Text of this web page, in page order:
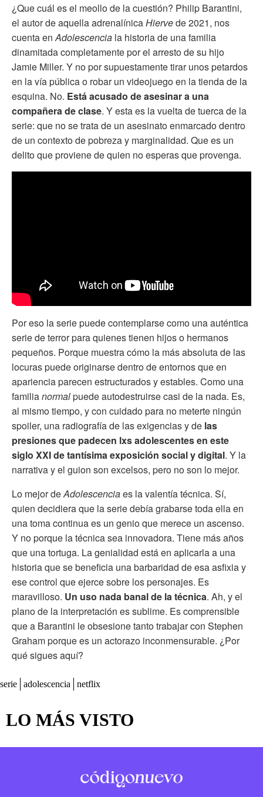
¿Que cuál es el meollo de la cuestión? Philip Barantini,
el autor de aquella adrenalínicaHiervede 2021, nos
cuenta enAdolescencia la historia de una familia
dinamitada completamente por el arresto de su hijo
Jamie Miller. Y no por supuestamente tirar unos petardos
en la vía pública o robar un videojuego en la tienda de la
esquina. No. Está acusado de asesinar a una
compañera de clase. Y esta es la vuelta de tuerca de la
serie: que no se trata de un asesinato enmarcado dentro
de un contexto de pobreza y marginalidad. Que es un
delito que proviene de quien no esperas que provenga.
Por eso la serie puede contemplarse como una auténtica
serie de terror para quienes tienen hijos o hermanos
pequeños. Porque muestra cómo la más absoluta de las
locuras puede originarse dentro de entornos que en
apariencia parecen estructurados y estables. Como una
familianormalpuede autodestruirse casi de la nada. Es,
al mismo tiempo, y con cuidado para no meterte ningún
spoiler, una radiografía de las exigencias y de las
presiones que padecen lxs adolescentes en este
siglo XXI de tantísima exposición social y digital. Y la
narrativa y el guion son excelsos, pero no son lo mejor.
Lo mejor deAdolescenciaes la valentía técnica. Sí,
quien decidiera que la serie debía grabarse toda ella en
una toma continua es un genio que merece un ascenso.
Y no porque la técnica sea innovadora. Tiene más años
que una tortuga. La genialidad está en aplicarla a una
historia que se beneficia una barbaridad de esa asfixia y
ese control que ejerce sobre los personajes. Es
maravilloso. Un uso nada banal de la técnica. Ah, y el
plano de la interpretación es sublime. Es comprensible
que a Barantini le obsesione tanto trabajar con Stephen
Graham porque es un actorazo inconmensurable. ¿Por
qué sigues aquí?
serie adolescencia netflix
LO MÁS VISTO